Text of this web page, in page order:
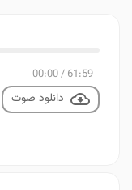
61:59
/
00:00
دانلود صوت